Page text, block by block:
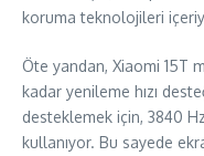
koruma teknolojileri
Öte yandan, Xiaomi 15T
kadar yenileme hızı
desteklemek için, 3840
kullanıyor. Bu sayede